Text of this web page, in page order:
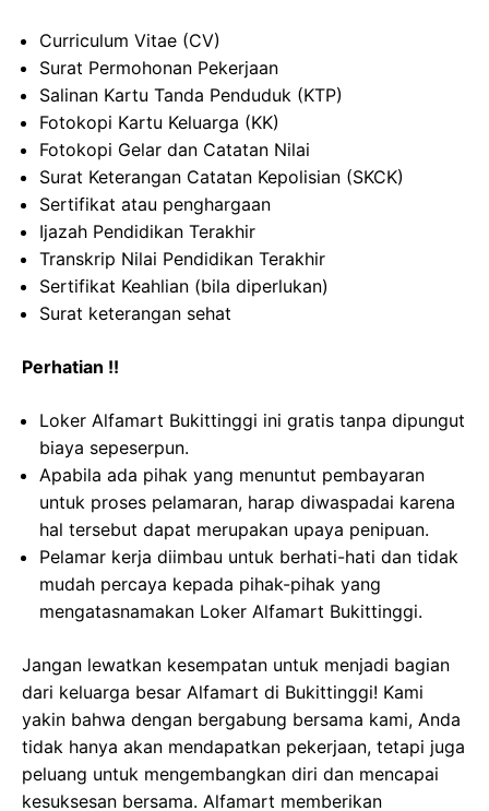
Curriculum Vitae (CV)
Surat Permohonan Pekerjaan
Salinan Kartu Tanda Penduduk (KTP)
Fotokopi Kartu Keluarga (KK)
Fotokopi Gelar dan Catatan Nilai
Surat Keterangan Catatan Kepolisian (SKCK)
Sertifikat atau penghargaan
Ijazah Pendidikan Terakhir
Transkrip Nilai Pendidikan Terakhir
Sertifikat Keahlian (bila diperlukan)
Surat keterangan sehat
Perhatian !!
Loker Alfamart Bukittinggi ini gratis tanpa dipungut
biaya sepeserpun.
Apabila ada pihak yang menuntut pembayaran
untuk proses pelamaran, harap diwaspadai karena
hal tersebut dapat merupakan upaya penipuan.
Pelamar kerja diimbau untuk berhati-hati dan tidak
mudah percaya kepada pihak-pihak yang
mengatasnamakan Loker Alfamart Bukittinggi.
Jangan lewatkan kesempatan untuk menjadi bagian
dari keluarga besar Alfamart di Bukittinggi! Kami
yakin bahwa dengan bergabung bersama kami, Anda
tidak hanya akan mendapatkan pekerjaan, tetapi juga
peluang untuk mengembangkan diri dan mencapai
kesuksesan bersama. Alfamart memberikan